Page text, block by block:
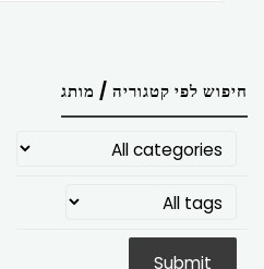
חיפוש לפי קטגוריה / מותג